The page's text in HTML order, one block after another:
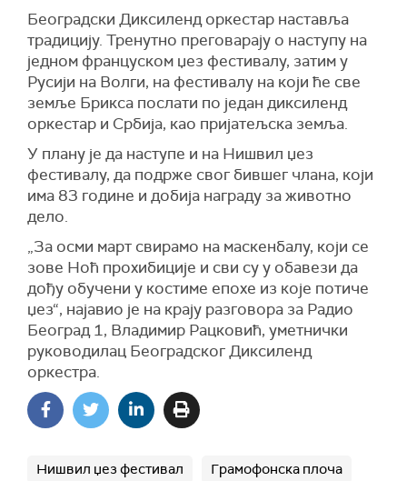
Београдски Диксиленд оркестар наставља
традицију. Тренутно преговарају о наступу на
једном француском џез фестивалу, затим у
Русији на Волги, на фестивалу на који ће све
земље Брикса послати по један диксиленд
оркестар и Србија, као пријатељска земља.
У плану је да наступе и на Нишвил џез
фестивалу, да подрже свог бившег члана, који
има 83 године и добија награду за животно
дело.
„За осми март свирамо на маскенбалу, који се
зове Ноћ прохибиције и сви су у обавези да
дођу обучени у костиме епохе из које потиче
џез“, најавио је на крају разговора за Радио
Београд 1, Владимир Рацковић, уметнички
руководилац Београдског Диксиленд
оркестра.
Нишвил џез фестивал Грамофонска плоча